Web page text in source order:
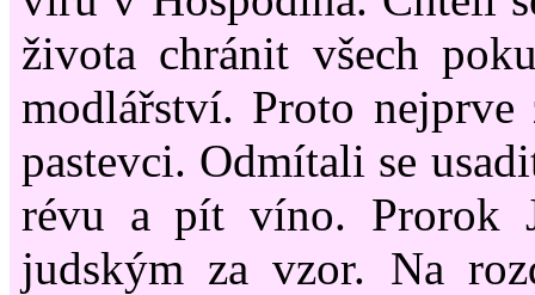
života chránit všech
modlářství. Proto
pastevci. Odmítali se
révu a pít víno. Prorok
judským za vzor. Na